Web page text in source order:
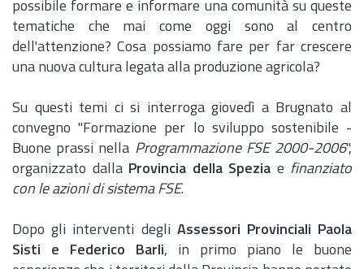
possibile formare e informare una comunità su queste
tematiche che mai come oggi sono al centro
dell'attenzione? Cosa possiamo fare per far crescere
una nuova cultura legata alla produzione agricola?
Su questi temi ci si interroga giovedì a Brugnato al
convegno "Formazione per lo sviluppo sostenibile -
Buone prassi nella Programmazione FSE 2000-2006",
organizzato dalla Provincia della Spezia e finanziato
con le azioni di sistema FSE.
Dopo gli interventi degli Assessori Provinciali Paola
Sisti e Federico Barli, in primo piano le buone